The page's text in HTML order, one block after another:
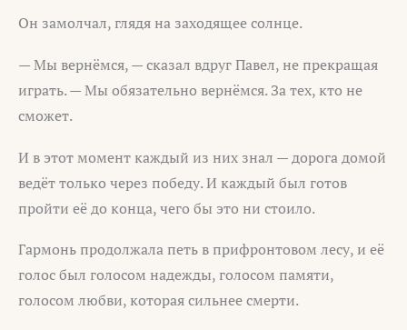
Он замолчал, глядя на заходящее солнце.
— Мы вернёмся, — сказал вдруг Павел, не прекращая
играть. — Мы обязательно вернёмся. За тех, кто не
сможет.
И в этот момент каждый из них знал — дорога домой
ведёт только через победу. И каждый был готов
пройти её до конца, чего бы это ни стоило.
Гармонь продолжала петь в прифронтовом лесу, и её
голос был голосом надежды, голосом памяти,
голосом любви, которая сильнее смерти.